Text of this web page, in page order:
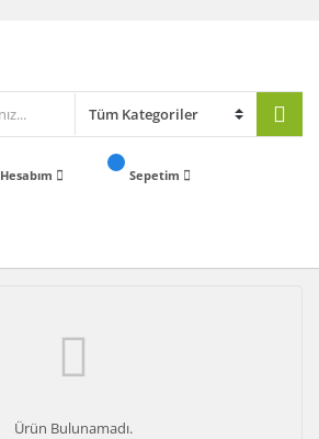
Hesabım Sepetim
Ürün Bulunamadı.